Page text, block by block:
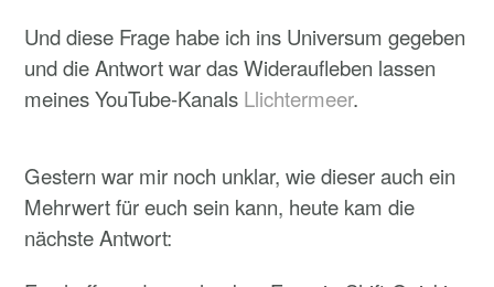
Und diese Frage habe ich ins Universum gegeben
und die Antwort war das Wideraufleben lassen
meines YouTube-Kanals Llichtermeer.
Gestern war mir noch unklar, wie dieser auch ein
Mehrwert für euch sein kann, heute kam die
nächste Antwort: